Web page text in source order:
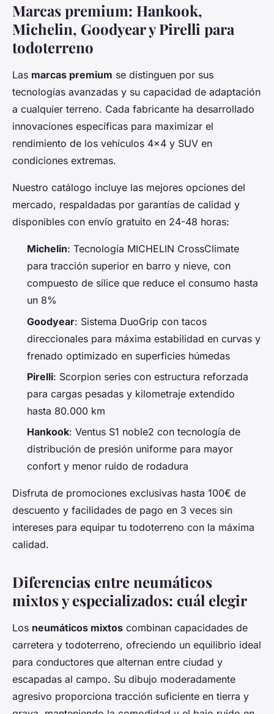
Marcas premium: Hankook,
Michelin, Goodyear y Pirelli para
todoterreno
Las marcas premium se distinguen por sus
tecnologías avanzadas y su capacidad de adaptación
a cualquier terreno. Cada fabricante ha desarrollado
innovaciones específicas para maximizar el
rendimiento de los vehículos 4x4 y SUV en
condiciones extremas.
Nuestro catálogo incluye las mejores opciones del
mercado, respaldadas por garantías de calidad y
disponibles con envío gratuito en 24-48 horas:
Michelin: Tecnología MICHELIN CrossClimate
para tracción superior en barro y nieve, con
compuesto de sílice que reduce el consumo hasta
un 8%
Goodyear: Sistema DuoGrip con tacos
direccionales para máxima estabilidad en curvas y
frenado optimizado en superficies húmedas
Pirelli: Scorpion series con estructura reforzada
para cargas pesadas y kilometraje extendido
hasta 80.000 km
Hankook: Ventus S1 noble2 con tecnología de
distribución de presión uniforme para mayor
confort y menor ruido de rodadura
Disfruta de promociones exclusivas hasta 100€ de
descuento y facilidades de pago en 3 veces sin
intereses para equipar tu todoterreno con la máxima
calidad.
Diferencias entre neumáticos
mixtos y especializados: cuál elegir
Los neumáticos mixtos combinan capacidades de
carretera y todoterreno, ofreciendo un equilibrio ideal
para conductores que alternan entre ciudad y
escapadas al campo. Su dibujo moderadamente
agresivo proporciona tracción suficiente en tierra y